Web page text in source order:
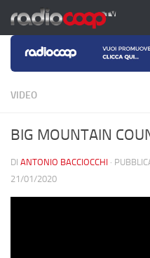
Salta al contenuto
VIDEO
BIG MOUNTAIN
DI ANTONIO BACCIOCCHI ·
21/01/2020